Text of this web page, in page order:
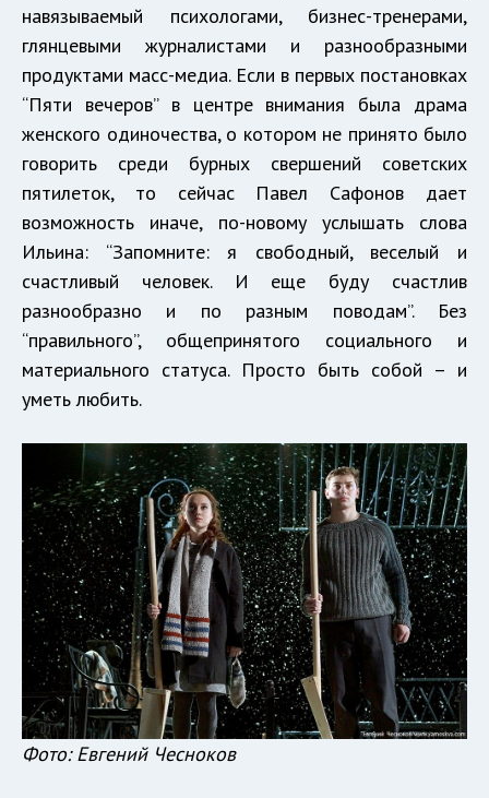
навязываемый психологами, бизнес-тренерами,
глянцевыми журналистами и разнообразными
продуктами масс-медиа. Если в первых постановках
“Пяти вечеров” в центре внимания была драма
женского одиночества, о котором не принято было
говорить среди бурных свершений советских
пятилеток, то сейчас Павел Сафонов дает
возможность иначе, по-новому услышать слова
Ильина: “Запомните: я свободный, веселый и
счастливый человек. И еще буду счастлив
разнообразно и по разным поводам”. Без
“правильного”, общепринятого социального и
материального статуса. Просто быть собой – и
уметь любить.
Фото: Евгений Чесноков